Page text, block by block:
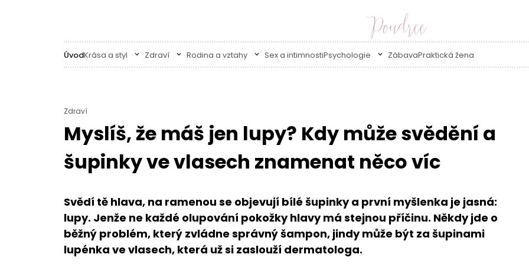
ÚvodKrása a styl Zdraví Rodina a vztahy Sex a intimnostiPsychologie ZábavaPraktická žena
Zdraví
Myslíš, že máš jen lupy? Kdy může svědění a
šupinky ve vlasech znamenat něco víc
Svědí tě hlava, na ramenou se objevují bílé šupinky a první myšlenka je jasná:
lupy. Jenže ne každé olupování pokožky hlavy má stejnou příčinu. Někdy jde o
běžný problém, který zvládne správný šampon, jindy může být za šupinami
lupénka ve vlasech, která už si zaslouží dermatologa.